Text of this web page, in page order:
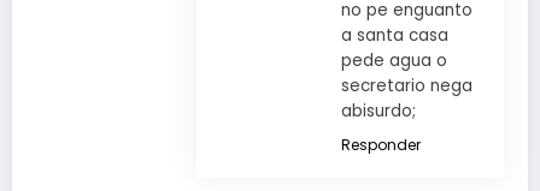
no pe enguanto
a santa casa
pede agua o
secretario nega
abisurdo;
Responder